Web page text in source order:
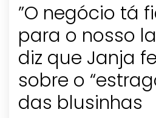
”O negócio tá
para o nosso
diz que Janja
sobre o
das blusinhas